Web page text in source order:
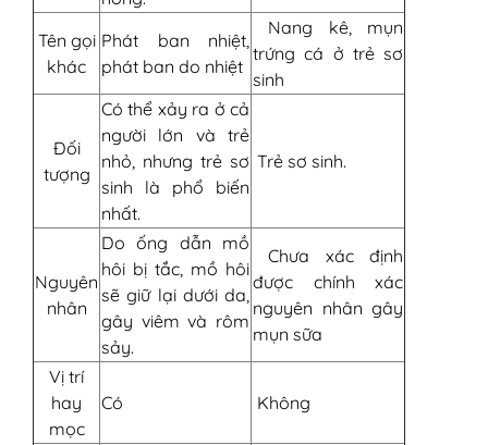
Tên gọi
khác
Phát ban nhiệt,
phát ban do nhiệt
Nang kê, mụn
trứng cá ở trẻ sơ
sinh
Đối
tượng
Có thể xảy ra ở cả
người lớn và trẻ
nhỏ, nhưng trẻ sơ
sinh là phổ biến
nhất.
Trẻ sơ sinh.
Nguyên
nhân
Do ống dẫn mồ
hôi bị tắc, mồ hôi
sẽ giữ lại dưới da,
gây viêm và rôm
sảy.
Chưa xác định
được chính xác
nguyên nhân gây
mụn sữa
Vị trí
hay
mọc
Có Không